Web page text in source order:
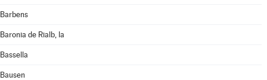
Barbens
Baronia de Rialb, la
Bassella
Bausen